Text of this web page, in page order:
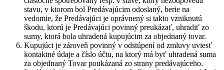
stavu, v ktorom bol Predávajúcim odoslaný, berie na
vedomie, že Predávajúci je oprávnený si takto vzniknutú
škodu, ktorú je Predávajúci povinný preukázať, uhradiť zo
sumy, ktorá bola uhradená kupujúcim za objednaný tovar.
Kupujúci je zároveň povinný v odstúpení od zmluvy uviesť
kontaktné údaje a číslo účtu, na ktorý má byť uhradená suma
za objednaný Tovar poukázaná zo strany predávajúceho.